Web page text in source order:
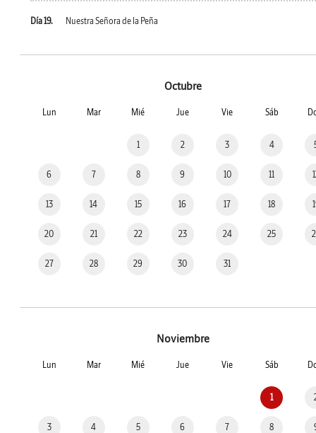
Día 19. Nuestra Señora de la Peña
Octubre
Lun Mar Mié Jue Vie Sáb
1 2 3 4
6 7 8 9 10 11
13 14 15 16 17 18
20 21 22 23 24 25
27 28 29 30 31
Noviembre
Lun Mar Mié Jue Vie Sáb
1
3 4 5 6 7 8